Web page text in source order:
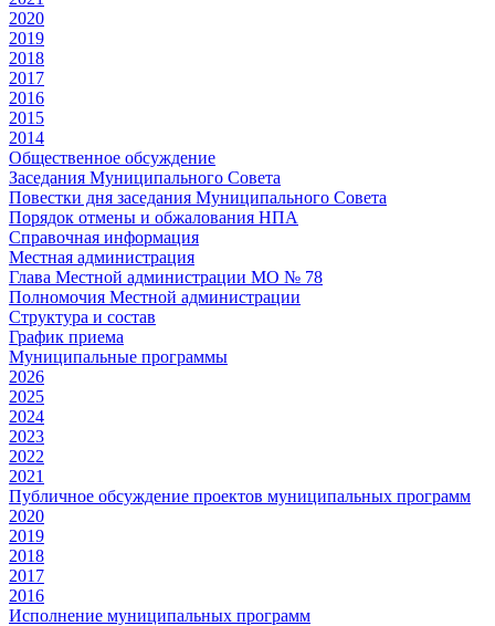
2020
2019
2018
2017
2016
2015
2014
Общественное обсуждение
Заседания Муниципального Совета
Повестки дня заседания Муниципального Совета
Порядок отмены и обжалования НПА
Справочная информация
Местная администрация
Глава Местной администрации МО № 78
Полномочия Местной администрации
Cтруктура и состав
График приема
Муниципальные программы
2026
2025
2024
2023
2022
2021
Публичное обсуждение проектов муниципальных программ
2020
2019
2018
2017
2016
Исполнение муниципальных программ